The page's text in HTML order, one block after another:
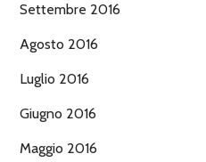
Settembre 2016
Agosto 2016
Luglio 2016
Giugno 2016
Maggio 2016